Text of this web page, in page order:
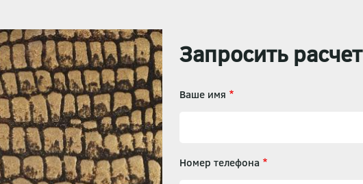
Запросить расчет
Ваше имя
Номер телефона